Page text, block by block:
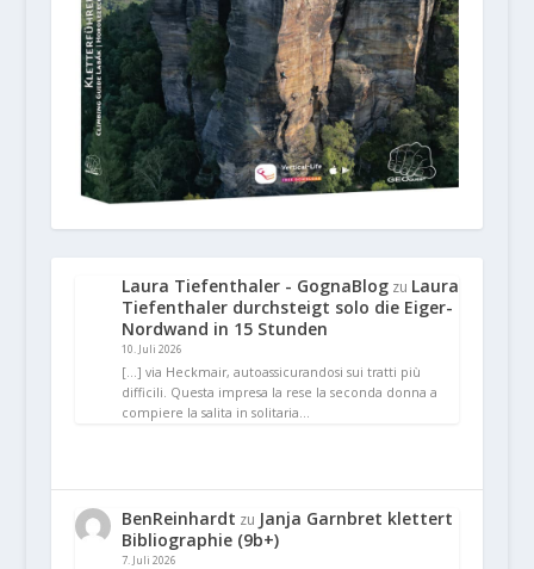
Laura Tiefenthaler - GognaBlogzu Laura
Tiefenthaler durchsteigt solo die Eiger-
Nordwand in 15 Stunden
10. Juli 2026
[…] via Heckmair, autoassicurandosi sui tratti più
difficili. Questa impresa la rese la seconda donna a
compiere la salita in solitaria…
BenReinhardt zu Janja Garnbret klettert
Bibliographie (9b+)
7. Juli 2026